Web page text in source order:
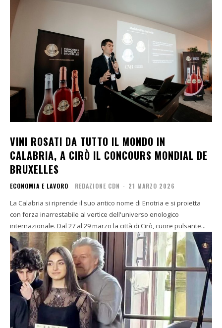
VINI ROSATI DA TUTTO IL MONDO IN
CALABRIA, A CIRÒ IL CONCOURS MONDIAL DE
BRUXELLES
ECONOMIA E LAVORO REDAZIONE CDN - 21 MARZO 2026
La Calabria si riprende il suo antico nome di Enotria e si proietta
con forza inarrestabile al vertice dell'universo enologico
internazionale. Dal 27 al 29 marzo la città di Cirò, cuore pulsante...